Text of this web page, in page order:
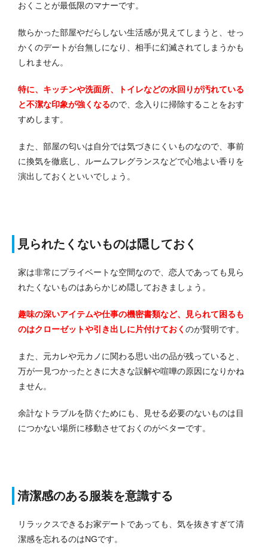
おくことが最低限のマナーです。
散らかった部屋やだらしない生活感が見えてしまうと、せっ
かくのデートが台無しになり、相手に幻滅されてしまうかも
しれません。
特に、キッチンや洗面所、トイレなどの水回りが汚れている
と不潔な印象が強くなるので、念入りに掃除することをおす
すめします。
また、部屋の匂いは自分では気づきにくいものなので、事前
に換気を徹底し、ルームフレグランスなどで心地よい香りを
演出しておくといいでしょう。
見られたくないものは隠しておく
家は非常にプライベートな空間なので、恋人であっても見ら
れたくないものはあらかじめ隠しておきましょう。
趣味の深いアイテムや仕事の機密書類など、見られて困るも
のはクローゼットや引き出しに片付けておく のが賢明です。
また、元カレや元カノに関わる思い出の品が残っていると、
万が一見つかったときに大きな誤解や喧嘩の原因になりかね
ません。
余計なトラブルを防ぐためにも、見せる必要のないものは目
につかない場所に移動させておくのがベターです。
清潔感のある服装を意識する
リラックスできるお家デートであっても、気を抜きすぎて清
潔感を忘れるのはNGです。